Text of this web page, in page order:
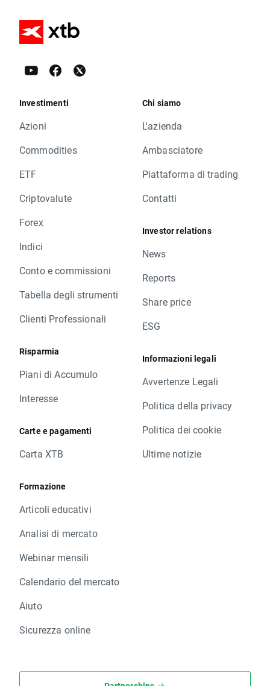
Investimenti
Azioni
Commodities
ETF
Criptovalute
Forex
Indici
Conto e commissioni
Tabella degli strumenti
Clienti Professionali
Risparmia
Piani di Accumulo
Interesse
Carte e pagamenti
Carta XTB
Formazione
Articoli educativi
Analisi di mercato
Webinar mensili
Calendario del mercato
Aiuto
Sicurezza online
Chi siamo
L'azienda
Ambasciatore
Piattaforma di trading
Contatti
Investor relations
News
Reports
Share price
ESG
Informazioni legali
Avvertenze Legali
Politica della privacy
Politica dei cookie
Ultime notizie